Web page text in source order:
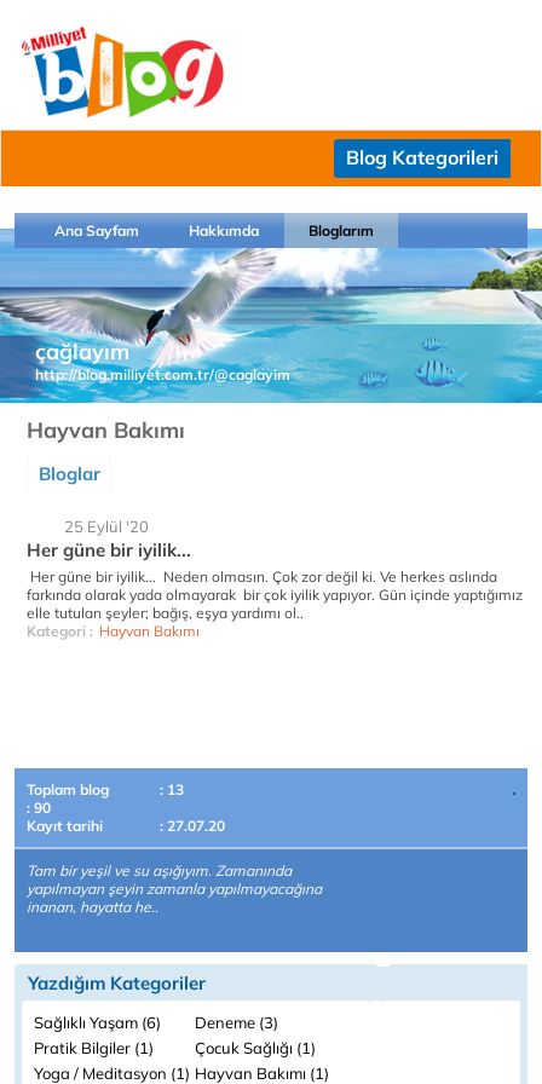
Blog Kategorileri
Ana Sayfam Hakkımda Bloglarım
çağlayım
http://blog.milliyet.com.tr/@caglayim
Hayvan Bakımı
Bloglar
25 Eylül '20
Her güne bir iyilik...
Her güne bir iyilik... Neden olmasın. Çok zor değil ki. Ve herkes aslında
farkında olarak yada olmayarak bir çok iyilik yapıyor. Gün içinde yaptığımız
elle tutulan şeyler; bağış, eşya yardımı ol..
Kategori : Hayvan Bakımı
Toplam blog
: 13
: 90
Kayıt tarihi
: 27.07.20
Tam bir yeşil ve su aşığıyım. Zamanında
yapılmayan şeyin zamanla yapılmayacağına
inanan, hayatta he..
Yazdığım Kategoriler
Sağlıklı Yaşam (6)
Deneme (3)
Pratik Bilgiler (1)
Çocuk Sağlığı (1)
Yoga / Meditasyon (1) Hayvan Bakımı (1)